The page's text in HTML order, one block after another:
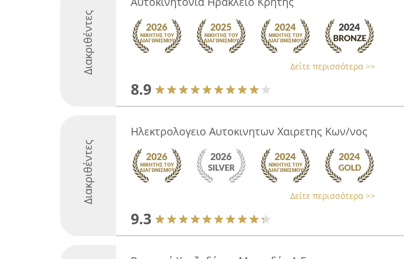
Διακριθέντες Δείτε περισσότερα >>
8.9
Διακριθέντες
Ηλεκτρολογειο Αυτοκινητων Χαιρετης Κων/νος
Δείτε περισσότερα >>
9.3